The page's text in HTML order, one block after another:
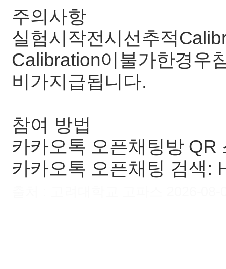
주의사항
실험시작전시선추적
Calibration이불가한경우
비가지급됩니다.
참여 방법
카카오톡 오픈채팅방 QR
카카오톡 오픈채팅 검색: